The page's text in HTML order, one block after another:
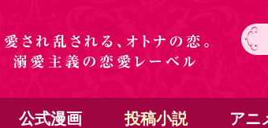
公式漫画 投稿小説 アニ